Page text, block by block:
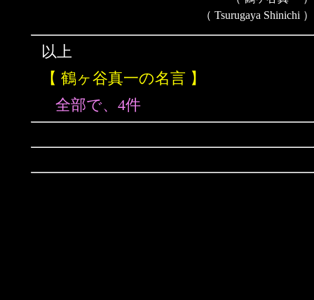
（ Tsurugaya Shinichi ）
以上
【 鶴ヶ谷真一の名言 】
全部で、4件